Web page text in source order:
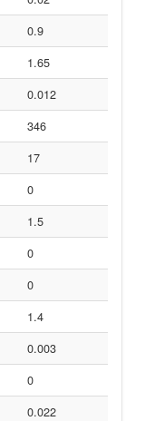
0.9
1.65
0.012
346
17
0
1.5
0
0
1.4
0.003
0
0.022